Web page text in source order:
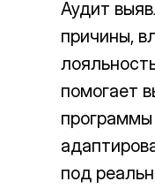
Аудит
причины,
помогает
под